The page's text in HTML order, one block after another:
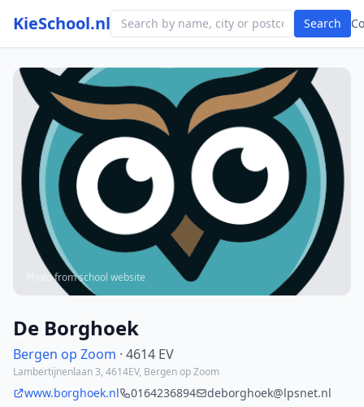
KieSchool.nl Search
Photo from school website
De Borghoek
Bergen op Zoom · 4614 EV
Lambertijnenlaan 3, 4614EV, Bergen op Zoom
www.borghoek.nl 0164236894
deborghoek@lpsnet.nl